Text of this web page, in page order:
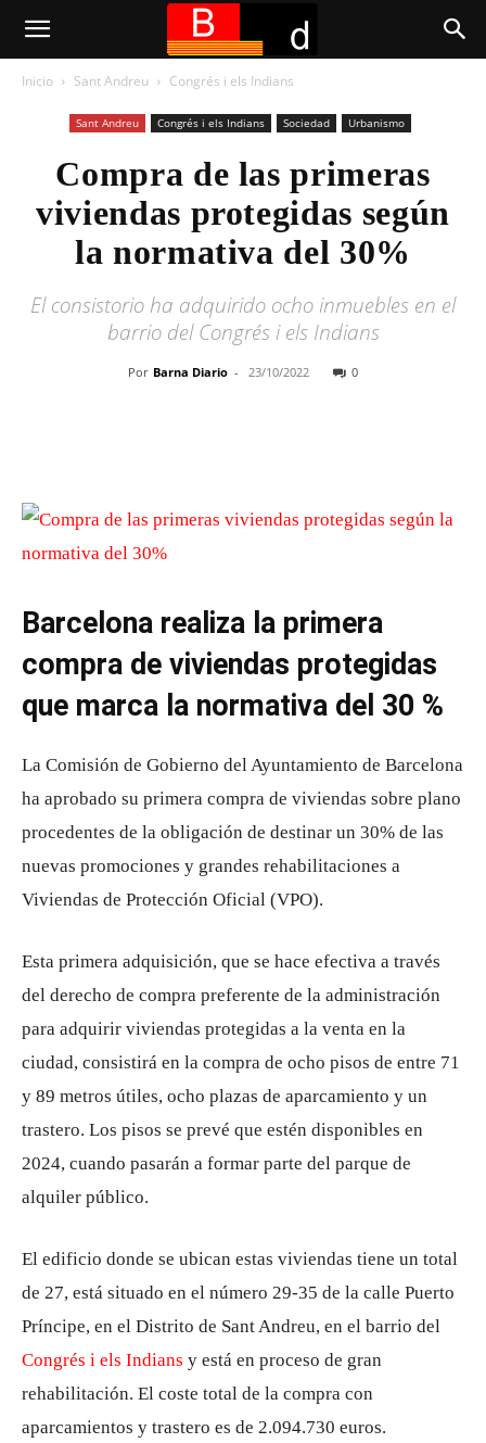
Inicio Sant Andreu Congrés i els Indians
Sant Andreu Congrés i els Indians Sociedad Urbanismo
Compra de las primeras
viviendas protegidas según
la normativa del 30%
El consistorio ha adquirido ocho inmuebles en el
barrio del Congrés i els Indians
Por Barna Diario - 23/10/2022 0
Barcelona realiza la primera
compra de viviendas protegidas
que marca la normativa del 30 %
La Comisión de Gobierno del Ayuntamiento de Barcelona
ha aprobado su primera compra de viviendas sobre plano
procedentes de la obligación de destinar un 30% de las
nuevas promociones y grandes rehabilitaciones a
Viviendas de Protección Oficial (VPO).
Esta primera adquisición, que se hace efectiva a través
del derecho de compra preferente de la administración
para adquirir viviendas protegidas a la venta en la
ciudad, consistirá en la compra de ocho pisos de entre 71
y 89 metros útiles, ocho plazas de aparcamiento y un
trastero. Los pisos se prevé que estén disponibles en
2024, cuando pasarán a formar parte del parque de
alquiler público.
El edificio donde se ubican estas viviendas tiene un total
de 27, está situado en el número 29-35 de la calle Puerto
Príncipe, en el Distrito de Sant Andreu, en el barrio del
Congrés i els Indians y está en proceso de gran
rehabilitación. El coste total de la compra con
aparcamientos y trastero es de 2.094.730 euros.